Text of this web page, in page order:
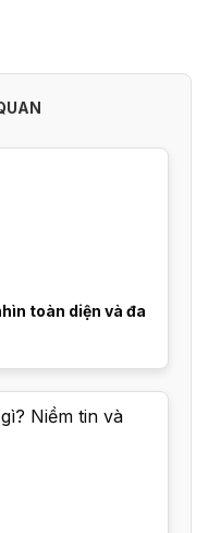
toàn diện và đa